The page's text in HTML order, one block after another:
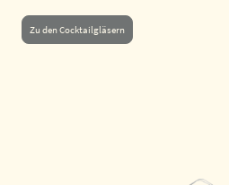
Zu den Cocktailgläsern